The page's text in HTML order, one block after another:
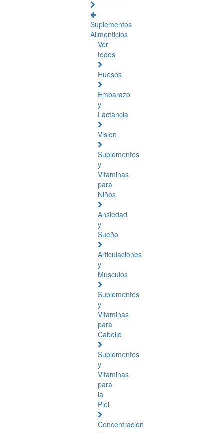
Suplementos
Alimenticios
Ver
todos
Huesos
Embarazo
y
Lactancia
Visión
Suplementos
y
Vitaminas
para
Niños
Ansiedad
y
Sueño
Articulaciones
y
Músculos
Suplementos
y
Vitaminas
para
Cabello
Suplementos
y
Vitaminas
para
la
Piel
Concentración